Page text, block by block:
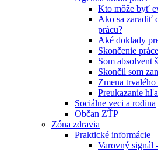
Kto môže byť
Ako sa zaradiť
prácu?
Aké doklady
Skončenie
Som absolvent
Skončil som
Zmena
Preukazanie
Sociálne veci a rodina
Občan ZŤP
Zóna zdravia
Praktické informácie
Varovný signál